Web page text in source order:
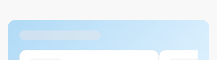
Ähnliche Produkte